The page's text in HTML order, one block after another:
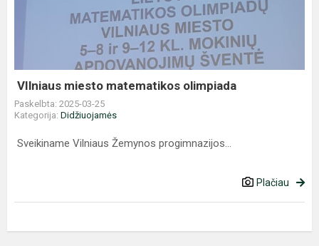
VIlniaus miesto matematikos olimpiada
Paskelbta: 2025-03-25
Kategorija: Didžiuojamės
Sveikiname Vilniaus Žemynos progimnazijos...
Plačiau